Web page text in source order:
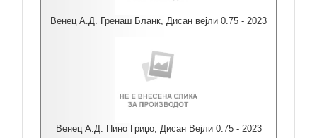
Венец А.Д. Гренаш Бланк, Дисан вејли 0.75 - 2023
Венец А.Д. Пино Гриџо, Дисан Вејли 0.75 - 2023